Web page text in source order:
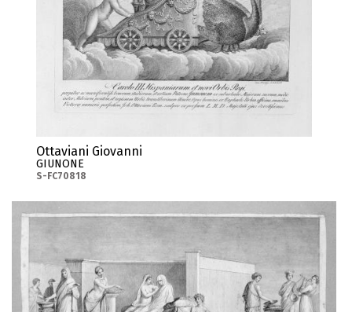
Ottaviani Giovanni
GIUNONE
S-FC70818